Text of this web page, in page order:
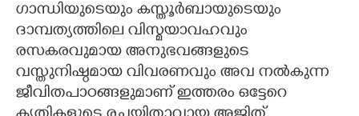
ഗാന്ധിയുടെയും കസ്തൂർബായുടെയും
ദാമ്പത്യത്തിലെ വിസ്മയാവഹവും
രസകരവുമായ അനുഭവങ്ങളുടെ
വസ്തുനിഷ്ഠമായ വിവരണവും അവ നൽകുന്ന
ജീവിതപാഠങ്ങളുമാണ് ഇത്തരം ഒട്ടേറെ